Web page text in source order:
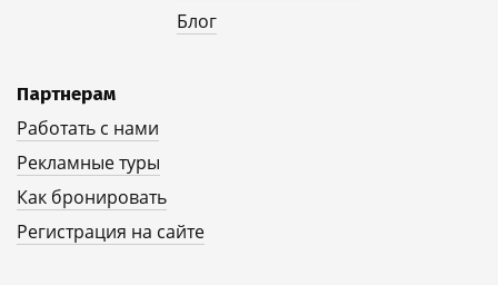
Блог
Партнерам
Работать с нами
Рекламные туры
Как бронировать
Регистрация на сайте